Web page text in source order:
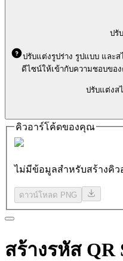
ปรั
ปรับแต่งรูปร่าง รูปแบบ และ
ดีไซน์ให้เข้ากับความชอบข
ปรับแต่งส
คิวอาร์โค้ดของคุณ
ไม่มีข้อมูลสำหรับสร้างคิว
ดาวน์โหลด PNG
สร้างรหัส QR